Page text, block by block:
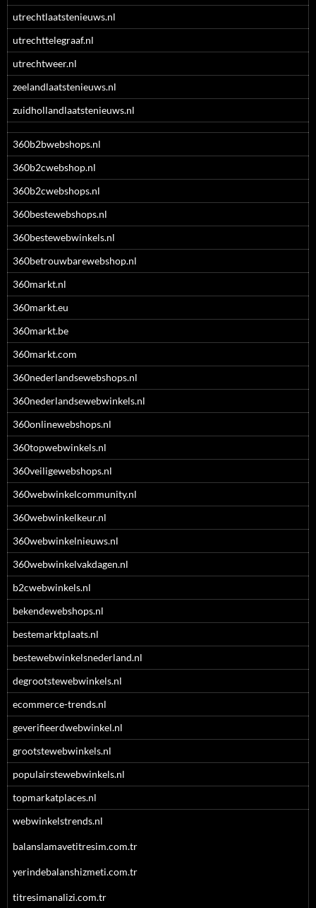
utrechtlaatstenieuws.nl
utrechttelegraaf.nl
utrechtweer.nl
zeelandlaatstenieuws.nl
zuidhollandlaatstenieuws.nl
360b2bwebshops.nl
360b2cwebshop.nl
360b2cwebshops.nl
360bestewebshops.nl
360bestewebwinkels.nl
360betrouwbarewebshop.nl
360markt.nl
360markt.eu
360markt.be
360markt.com
360nederlandsewebshops.nl
360nederlandsewebwinkels.nl
360onlinewebshops.nl
360topwebwinkels.nl
360veiligewebshops.nl
360webwinkelcommunity.nl
360webwinkelkeur.nl
360webwinkelnieuws.nl
360webwinkelvakdagen.nl
b2cwebwinkels.nl
bekendewebshops.nl
bestemarktplaats.nl
bestewebwinkelsnederland.nl
degrootstewebwinkels.nl
ecommerce-trends.nl
geverifieerdwebwinkel.nl
grootstewebwinkels.nl
populairstewebwinkels.nl
topmarkatplaces.nl
webwinkelstrends.nl
balanslamavetitresim.com.tr
yerindebalanshizmeti.com.tr
titresimanalizi.com.tr